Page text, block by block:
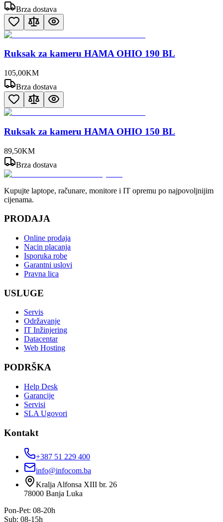
Brza dostava
Ruksak za kameru HAMA OHIO 190 BL
105,00KM
Brza dostava
Ruksak za kameru HAMA OHIO 150 BL
89,50KM
Brza dostava
Kupujte laptope, računare, monitore i IT opremu po najpovoljnijim
cijenama.
PRODAJA
Online prodaja
Nacin placanja
Isporuka robe
Garantni uslovi
Pravna lica
USLUGE
Servis
Održavanje
IT Inžinjering
Datacentar
Web Hosting
PODRŠKA
Help Desk
Garancije
Servisi
SLA Ugovori
Kontakt
+387 51 229 400
info@infocom.ba
Kralja Alfonsa XIII br. 26
78000 Banja Luka
Pon-Pet: 08-20h
Sub: 08-15h